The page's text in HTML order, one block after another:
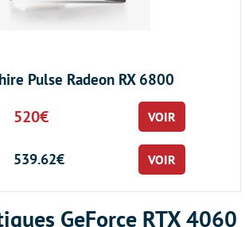
Pulse Radeon RX 6800
520€ VOIR
539.62€ VOIR
GeForce RTX 4060